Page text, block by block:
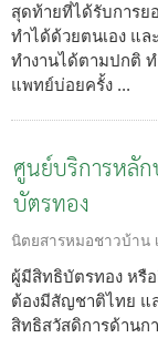
สุดท้ายที่ได้รับการย
ทำได้ด้วยตนเอง แล
ทำงานได้ตามปกติ ท
แพทย์บ่อยครั้ง ...
ศูนย์บริการหลั
บัตรทอง
นิตยสารหมอชาวบ้าน
ผู้มีสิทธิบัตรทอง หรื
ต้องมีสัญชาติไทย แ
สิทธิสวัสดิการด้านก